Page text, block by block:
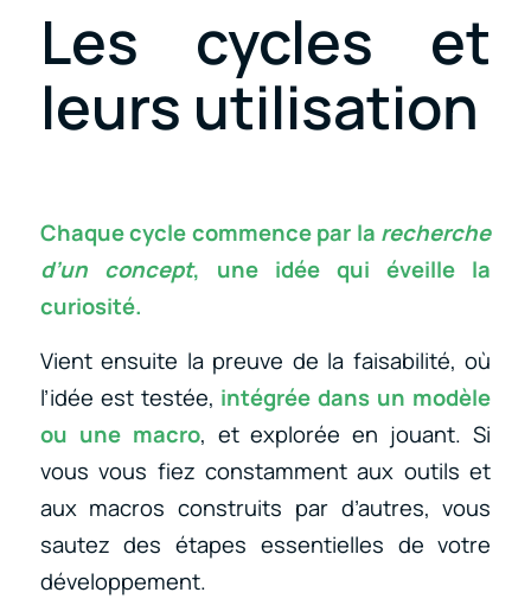
Les cycles et
leurs utilisation
Chaque cycle commence par la recherche
d’un concept, une idée qui éveille la
curiosité.
Vient ensuite la preuve de la faisabilité, où
l’idée est testée, intégrée dans un modèle
ou une macro, et explorée en jouant. Si
vous vous fiez constamment aux outils et
aux macros construits par d’autres, vous
sautez des étapes essentielles de votre
développement.